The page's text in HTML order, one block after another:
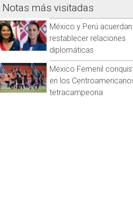
Notas más visitadas
México y Perú acuerdan
restablecer relaciones
diplomáticas
México Femenil
en los
tetracampeona